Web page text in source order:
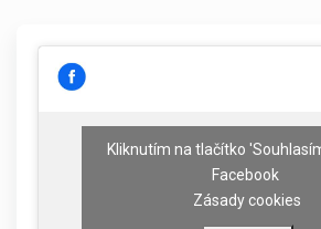
Kliknutím na tlačítko
Facebook
Zásady cookies